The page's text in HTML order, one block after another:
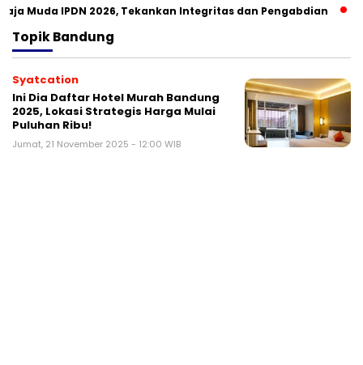
Muda IPDN 2026, Tekankan Integritas dan Pengabdian
TopikBandung
Syatcation
Ini Dia Daftar Hotel Murah Bandung
2025, Lokasi Strategis Harga Mulai
Puluhan Ribu!
Jumat, 21 November 2025 - 12:00 WIB